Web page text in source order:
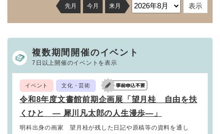
先月 今月 来月
複数期間開催のイベント
7日以上開催のイベントを表示
イベント 文化・芸術
令和8年度文書館前期企画展「望月桂 自由を扶
くひと ― 犀川凡太郎の人生漫歩―」
明科出身の画家 望月桂が残した日記や原稿等の資料を通し